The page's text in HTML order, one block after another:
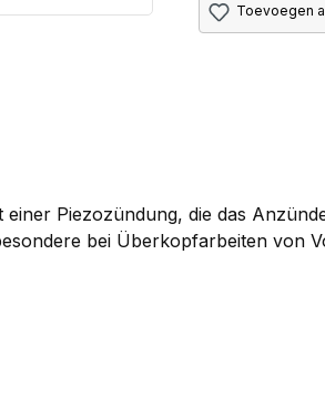
Toevoegen
Piezozündung, die das
bei Überkopfarbeiten von